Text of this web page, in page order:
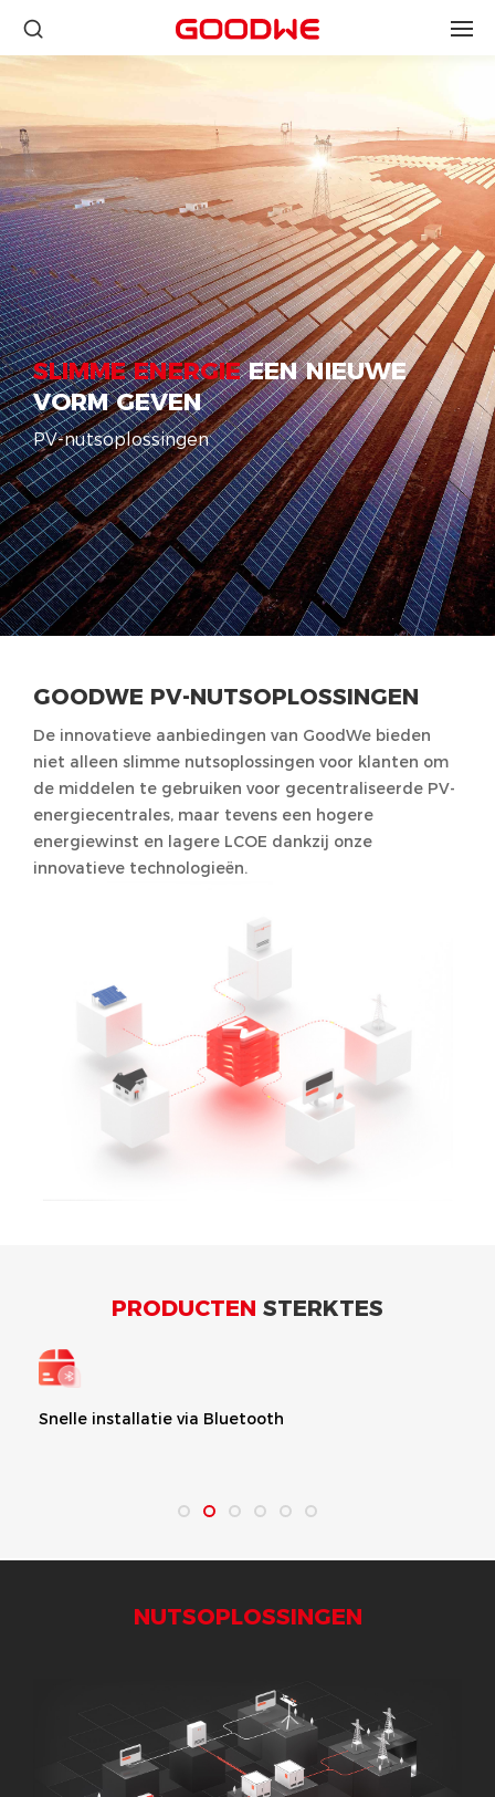
SLIMME ENERGIEEEN NIEUWE
VORM GEVEN
PV-nutsoplossingen
GOODWE PV-NUTSOPLOSSINGEN
De innovatieve aanbiedingen van GoodWe bieden
niet alleen slimme nutsoplossingen voor klanten om
de middelen te gebruiken voor gecentraliseerde PV-
energiecentrales, maar tevens een hogere
energiewinst en lagere LCOE dankzij onze
innovatieve technologieën.
PRODUCTEN STERKTES
Snelle installatie via Bluetooth
NUTSOPLOSSINGEN